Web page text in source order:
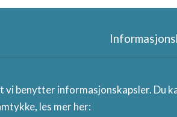
vi benytter informasjonskapsler. Du
les mer her: